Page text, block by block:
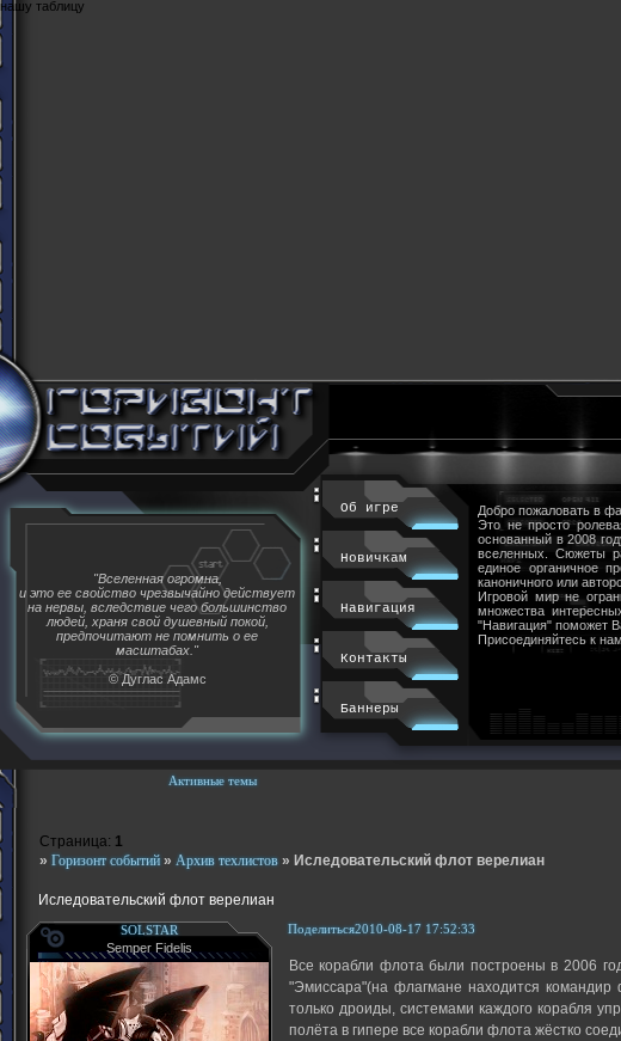
таблицу
Активные темы
"Вселенная огромна,
и это ее свойство чрезвычайно действует
на нервы, вследствие чего большинство
людей, храня свой душевный покой,
предпочитают не помнить о ее
масштабах."
© Дуглас Адамс
Об игре
Новичкам
Навигация
Контакты
Баннеры
Добро пожаловать в
Это не просто
основанный в 2008
вселенных. Сюжеты
единое органичное
каноничного или
Игровой мир не
множества
"Навигация" поможет
Присоединяйтесь к
» Горизонт событий » Архив техлистов » Иследовательский флот верелиан
Иследовательский флот верелиан
Страница: 1
Поделиться2010-08-17 17:52:33
SOLSTAR
Semper Fidelis
Все корабли флота были построены в 2006
"Эмиссара"(на флагмане находится
только дроиды, системами каждого корабля
полёта в гипере все корабли флота жёстко